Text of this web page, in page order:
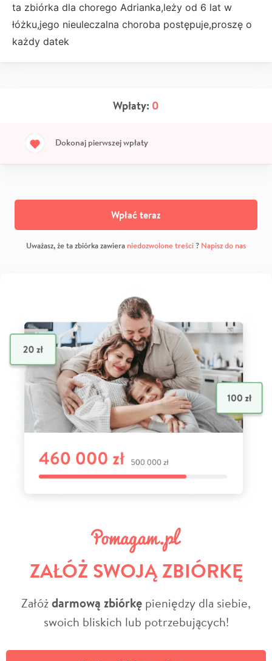
ta zbiórka dla chorego Adrianka,leży od 6 lat w
łóżku,jego nieuleczalna choroba postępuje,proszę o
każdy datek
Wpłaty: 0
Dokonaj pierwszej wpłaty
Wpłać teraz
Uważasz, że ta zbiórka zawiera niedozwolone treści? Napisz do nas
ZAŁÓŻ SWOJĄ ZBIÓRKĘ
Załóżdarmową zbiórkę pieniędzy dla siebie,
swoich bliskich lub potrzebujących!